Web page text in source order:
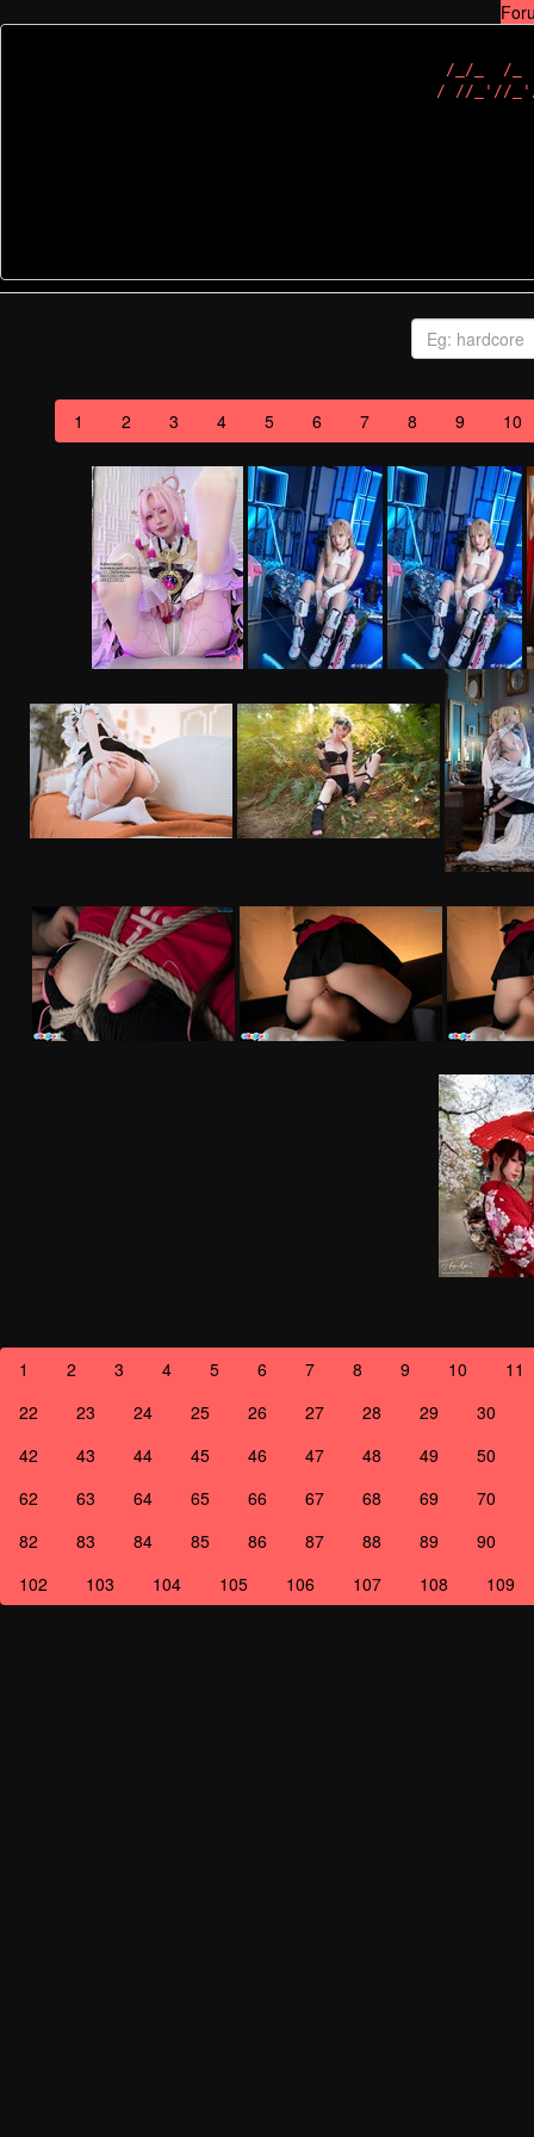
/_/_  /_
1 2 3 4 5 6 7 8 9 10
1 2 3 4 5 6 7 8 9 10
11
22
23 24 25 26 27 28 29
30
42
43 44 45 46 47 48 49
50
62
63 64 65 66 67 68 69
70
82
83 84 85 86 87 88 89
90
102
103 104 105 106 107 108 109